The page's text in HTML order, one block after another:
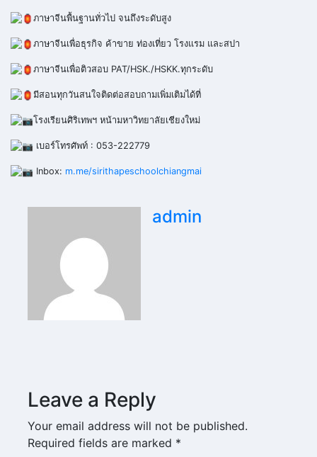
ภาษาจีนพื้นฐานทั่วไป จนถึงระดับสูง
ภาษาจีนเพื่อธุรกิจ ค้าขาย ท่องเที่ยว โรงแรม และสปา
ภาษาจีนเพื่อติวสอบ PAT/HSK./HSKK.ทุกระดับ
มีสอนทุกวันสนใจติดต่อสอบถามเพิ่มเติมได้ที่
โรงเรียนศิริเทพฯ หน้ามหาวิทยาลัยเชียงใหม่
เบอร์โทรศัพท์ : 053-222779
Inbox: m.me/sirithapeschoolchiangmai
admin
Leave a Reply
Your email address will not be published.
Required fields are marked *